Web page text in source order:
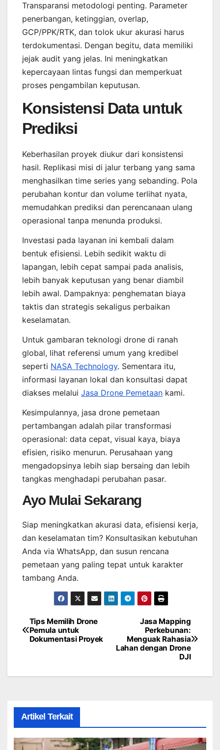
Transparansi metodologi penting. Parameter
penerbangan, ketinggian, overlap,
GCP/PPK/RTK, dan tolok ukur akurasi harus
terdokumentasi. Dengan begitu, data memiliki
jejak audit yang jelas. Ini meningkatkan
kepercayaan lintas fungsi dan memperkuat
proses pengambilan keputusan.
Konsistensi Data untuk
Prediksi
Keberhasilan proyek diukur dari konsistensi
hasil. Replikasi misi di jalur terbang yang sama
menghasilkan time series yang sebanding. Pola
perubahan kontur dan volume terlihat nyata,
memudahkan prediksi dan perencanaan ulang
operasional tanpa menunda produksi.
Investasi pada layanan ini kembali dalam
bentuk efisiensi. Lebih sedikit waktu di
lapangan, lebih cepat sampai pada analisis,
lebih banyak keputusan yang benar diambil
lebih awal. Dampaknya: penghematan biaya
taktis dan strategis sekaligus perbaikan
keselamatan.
Untuk gambaran teknologi drone di ranah
global, lihat referensi umum yang kredibel
seperti NASA Technology. Sementara itu,
informasi layanan lokal dan konsultasi dapat
diakses melalui Jasa Drone Pemetaan kami.
Kesimpulannya, jasa drone pemetaan
pertambangan adalah pilar transformasi
operasional: data cepat, visual kaya, biaya
efisien, risiko menurun. Perusahaan yang
mengadopsinya lebih siap bersaing dan lebih
tangkas menghadapi perubahan pasar.
Ayo Mulai Sekarang
Siap meningkatkan akurasi data, efisiensi kerja,
dan keselamatan tim? Konsultasikan kebutuhan
Anda via WhatsApp, dan susun rencana
pemetaan yang paling tepat untuk karakter
tambang Anda.
Post
navigation
Jasa Mapping
Perkebunan:
Menguak Rahasia
Lahan dengan Drone
DJI
Tips Memilih Drone
Pemula untuk
Dokumentasi Proyek
Artikel Terkait